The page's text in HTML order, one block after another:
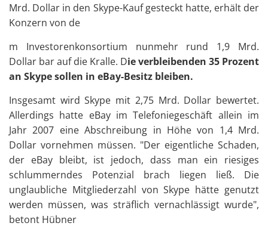
Mrd. Dollar in den Skype-Kauf gesteckt hatte, erhält der
Konzern von de
m Investorenkonsortium nunmehr rund 1,9 Mrd.
Dollar bar auf die Kralle. Die verbleibenden 35 Prozent
an Skype sollen in eBay-Besitz bleiben.
Insgesamt wird Skype mit 2,75 Mrd. Dollar bewertet.
Allerdings hatte eBay im Telefoniegeschäft allein im
Jahr 2007 eine Abschreibung in Höhe von 1,4 Mrd.
Dollar vornehmen müssen. "Der eigentliche Schaden,
der eBay bleibt, ist jedoch, dass man ein riesiges
schlummerndes Potenzial brach liegen ließ. Die
unglaubliche Mitgliederzahl von Skype hätte genutzt
werden müssen, was sträflich vernachlässigt wurde",
betont Hübner